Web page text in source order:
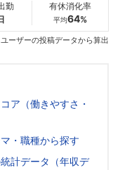
勤 有休消化率
平均64%
ーザーの投稿データから算出
ア（働きやすさ・
・職種から探す
計データ（年収デ